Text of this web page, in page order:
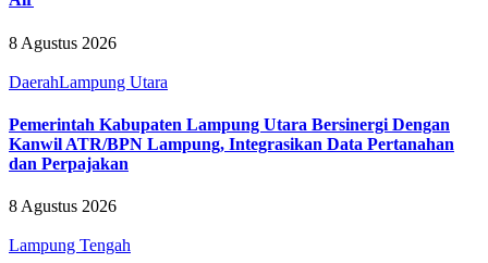
8 Agustus 2026
DaerahLampung Utara
Pemerintah Kabupaten Lampung Utara Bersinergi Dengan
Kanwil ATR/BPN Lampung, Integrasikan Data Pertanahan
dan Perpajakan
8 Agustus 2026
Lampung Tengah